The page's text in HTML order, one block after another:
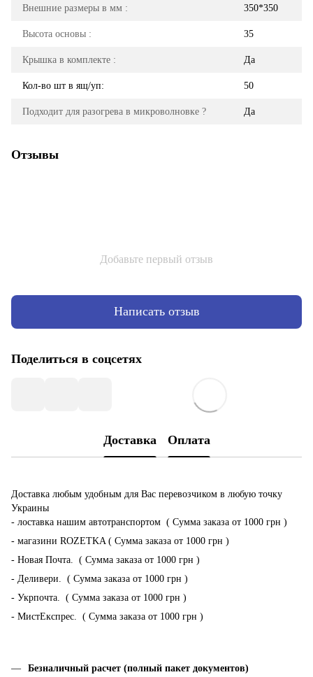
Внешние размеры в мм : 350*350
Высота основы : 35
Крышка в комплекте : Да
Кол-во шт в ящ/уп: 50
Подходит для разогрева в микроволновке ? Да
Отзывы
Добавьте первый отзыв
Написать отзыв
Поделиться в соцсетях
Доставка Оплата
Доставка любым удобным для Вас перевозчиком в любую точку
Украины
- лоставка нашим автотранспортом ( Сумма заказа от 1000 грн )
- магазини ROZETKA ( Сумма заказа от 1000 грн )
- Новая Почта. ( Сумма заказа от 1000 грн )
- Деливери. ( Сумма заказа от 1000 грн )
- Укрпочта. ( Сумма заказа от 1000 грн )
- МистЕкспрес. ( Сумма заказа от 1000 грн )
Безналичный расчет (полный пакет документов)